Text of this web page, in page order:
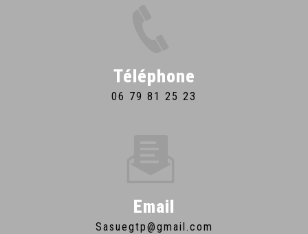
Téléphone
06 79 81 25 23
Email
sasuegtp@gmail.com